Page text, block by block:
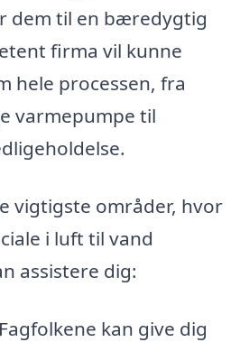
dem til en bæredygtig
firma vil kunne
hele processen, fra
varmepumpe til
vigtigste områder, hvor
i luft til vand
assistere dig:
Fagfolkene kan give dig